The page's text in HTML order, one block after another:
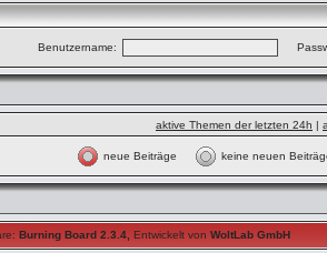
Benutzername:
aktive Themen der letzten 24h |
neue Beiträge keine neuen
Burning Board 2.3.4 Entwickelt von WoltLab GmbH